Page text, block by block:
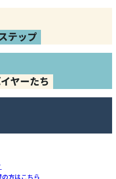
テップ
ヤーたち
方はこちら